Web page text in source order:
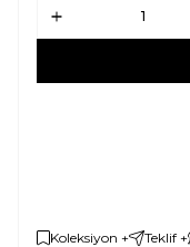
Koleksiyon + Teklif +